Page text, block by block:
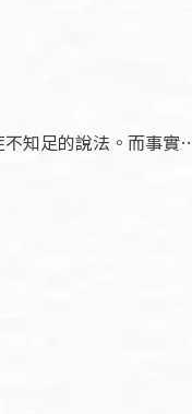
不知足的說法。而事